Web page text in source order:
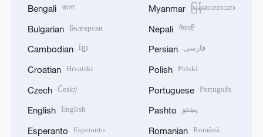
Bengali বাংলা
Bulgarian Български
Cambodian ខ្មែរ
Croatian Hrvatski
Czech Český
English English
Esperanto Esperanto
Myanmar မြန်မာဘာသာ
Nepali नेपाली
Persian فارسی
Polish Polski
Portuguese Português
Pashto پښتو
Romanian Română